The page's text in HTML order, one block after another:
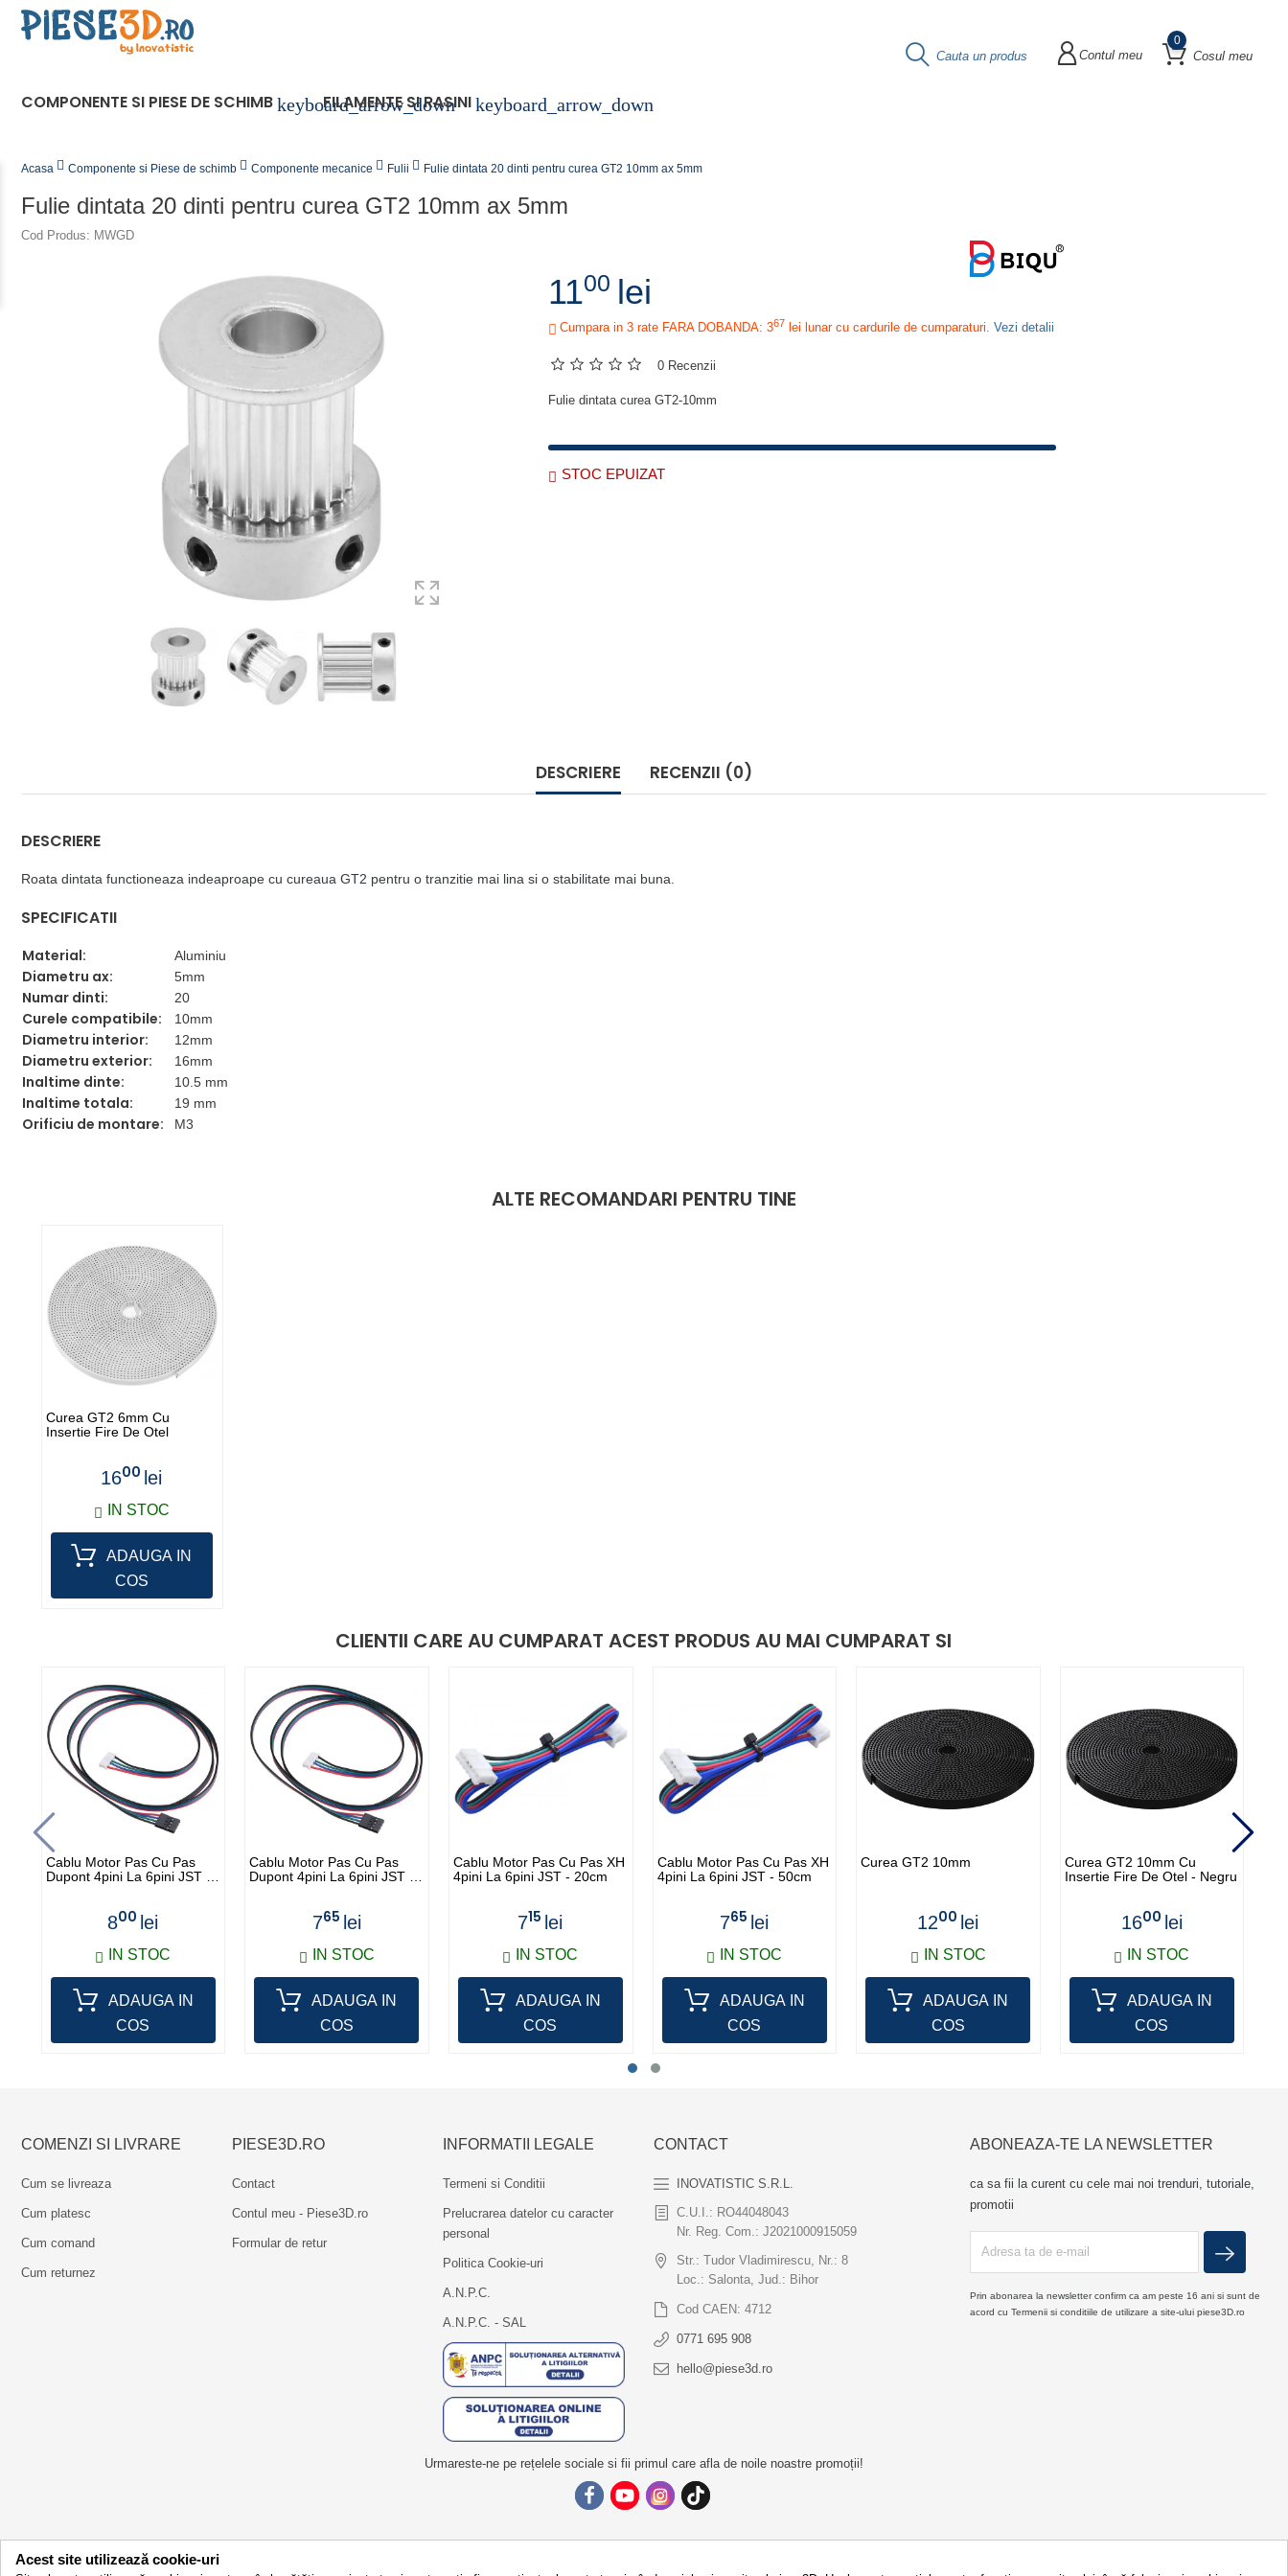
COMPONENTE SI PIESE DE SCHIMBkeyboard_arrow_down
FILAMENTE SI RASINIkeyboard_arrow_down
Contul meu Cosul meu
0
Cauta un produs
Acasa Componente si Piese de schimb Componente mecanice Fulii Fulie dintata 20 dinti pentru curea GT2 10mm ax 5mm
Fulie dintata 20 dinti pentru curea GT2 10mm ax 5mm
Cod Produs: MWGD
1100 lei
Cumpara in 3 rate FARA DOBANDA: 367 lei lunar cu cardurile de cumparaturi. Vezi detalii
0 Recenzii
Fulie dintata curea GT2-10mm
STOC EPUIZAT
DESCRIERE RECENZII (0)
DESCRIERE
Roata dintata functioneaza indeaproape cu cureaua GT2 pentru o tranzitie mai lina si o stabilitate mai buna.
SPECIFICATII
Material: Aluminiu
Diametru ax: 5mm
Numar dinti: 20
Curele compatibile: 10mm
Diametru interior: 12mm
Diametru exterior: 16mm
Inaltime dinte: 10.5 mm
Inaltime totala: 19 mm
Orificiu de montare: M3
ALTE RECOMANDARI PENTRU TINE
Curea GT2 6mm Cu
Insertie Fire De Otel
1600 lei
IN STOC
ADAUGA IN
COS
CLIENTII CARE AU CUMPARAT ACEST PRODUS AU MAI CUMPARAT SI
Cablu Motor Pas Cu Pas
Dupont 4pini La 6pini JST -
800 lei
IN STOC
COS
Cablu Motor Pas Cu Pas
Dupont 4pini La 6pini JST -
765 lei
IN STOC
ADAUGA IN
COS
Cablu Motor Pas Cu Pas XH
4pini La 6pini JST - 20cm
715 lei
IN STOC
COS
Cablu Motor Pas Cu Pas XH
4pini La 6pini JST - 50cm
765 lei
IN STOC
COS
Curea GT2 10mm
1200 lei
IN STOC
ADAUGA IN
COS
Curea GT2 10mm Cu
Insertie Fire De Otel - Negru
1600 lei
IN STOC
COS
COMENZI SI LIVRARE
Cum se livreaza
Cum platesc
Cum comand
Cum returnez
PIESE3D.RO
Contact
Contul meu - Piese3D.ro
Formular de retur
INFORMATII LEGALE
Termeni si Conditii
Prelucrarea datelor cu caracter
personal
Politica Cookie-uri
A.N.P.C.
A.N.P.C. - SAL
CONTACT
INOVATISTIC S.R.L.
C.U.I.: RO44048043
Nr. Reg. Com.: J2021000915059
Str.: Tudor Vladimirescu, Nr.: 8
Loc.: Salonta, Jud.: Bihor
Cod CAEN: 4712
0771 695 908
hello@piese3d.ro
ABONEAZA-TE LA NEWSLETTER
ca sa fii la curent cu cele mai noi trenduri, tutoriale,
promotii
Prin abonarea la newsletter confirm ca am peste 16 ani si sunt de
acord cu Termenii si conditiile de utilizare a site-ului piese3D.ro
Urmareste-ne pe rețelele sociale si fii primul care afla de noile noastre promoții!
© 2026 - piese3D.ro
Acest site utilizează cookie-uri